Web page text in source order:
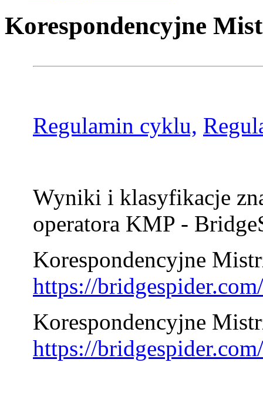
Korespondencyjne
Regulamin cyklu,
Wyniki i klasyfikacje
operatora KMP -
Korespondencyjne
https://
Korespondencyjne
https://